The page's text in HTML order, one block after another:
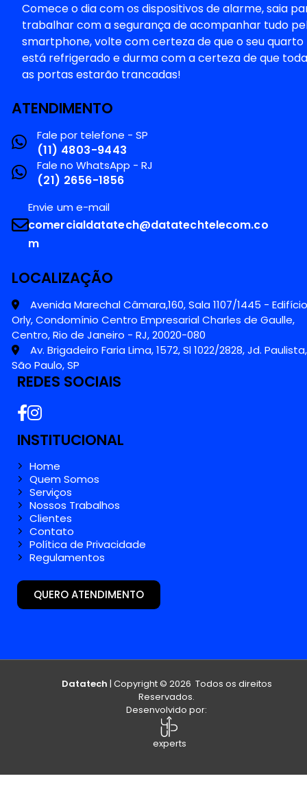
Comece o dia com os dispositivos de alarme, saia
trabalhar com a segurança de acompanhar tudo
smartphone, volte com certeza de que o seu quarto
está refrigerado e durma com a certeza de que
as portas estarão trancadas!
ATENDIMENTO
Fale por telefone - SP
(11) 4803-9443
Fale no WhatsApp - RJ
(21) 2656-1856
Envie um e-mail
comercialdatatech@datatechtelecom.co
m
LOCALIZAÇÃO
Avenida Marechal Câmara,160, Sala 1107/1445 - Edifício
Orly, Condomínio Centro Empresarial Charles de Gaulle,
Centro, Rio de Janeiro - RJ, 20020-080
Av. Brigadeiro Faria Lima, 1572, Sl 1022/2828, Jd. Paulista,
São Paulo, SP
REDES SOCIAIS
INSTITUCIONAL
Home
Quem Somos
Serviços
Nossos Trabalhos
Clientes
Contato
Política de Privacidade
Regulamentos
QUERO ATENDIMENTO
Datatech | Copyright © 2026 Todos os direitos
Reservados.
Desenvolvido por:
experts